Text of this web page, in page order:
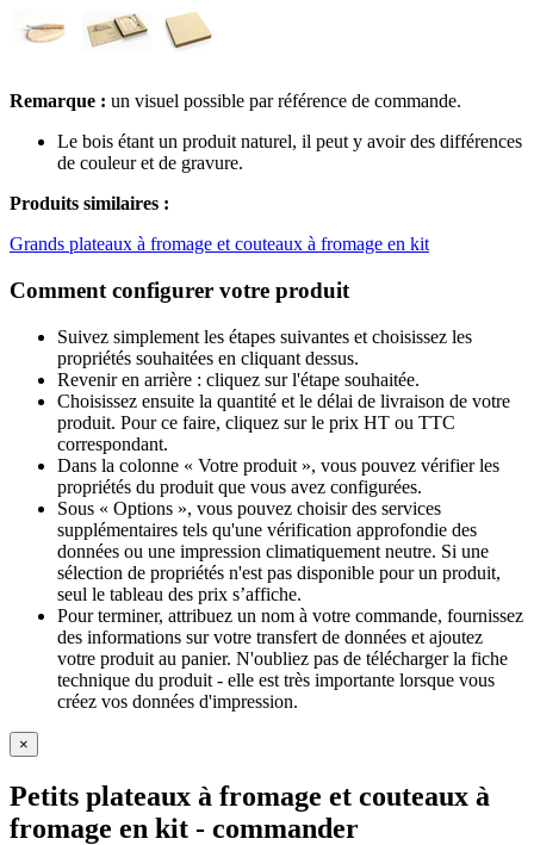
Remarque : un visuel possible par référence de commande.
Le bois étant un produit naturel, il peut y avoir des différences
de couleur et de gravure.
Produits similaires :
Grands plateaux à fromage et couteaux à fromage en kit
Comment configurer votre produit
Suivez simplement les étapes suivantes et choisissez les
propriétés souhaitées en cliquant dessus.
Revenir en arrière : cliquez sur l'étape souhaitée.
Choisissez ensuite la quantité et le délai de livraison de votre
produit. Pour ce faire, cliquez sur le prix HT ou TTC
correspondant.
Dans la colonne « Votre produit », vous pouvez vérifier les
propriétés du produit que vous avez configurées.
Sous « Options », vous pouvez choisir des services
supplémentaires tels qu'une vérification approfondie des
données ou une impression climatiquement neutre. Si une
sélection de propriétés n'est pas disponible pour un produit,
seul le tableau des prix s’affiche.
Pour terminer, attribuez un nom à votre commande, fournissez
des informations sur votre transfert de données et ajoutez
votre produit au panier. N'oubliez pas de télécharger la fiche
technique du produit - elle est très importante lorsque vous
créez vos données d'impression.
×
Petits plateaux à fromage et couteaux à
fromage en kit - commander